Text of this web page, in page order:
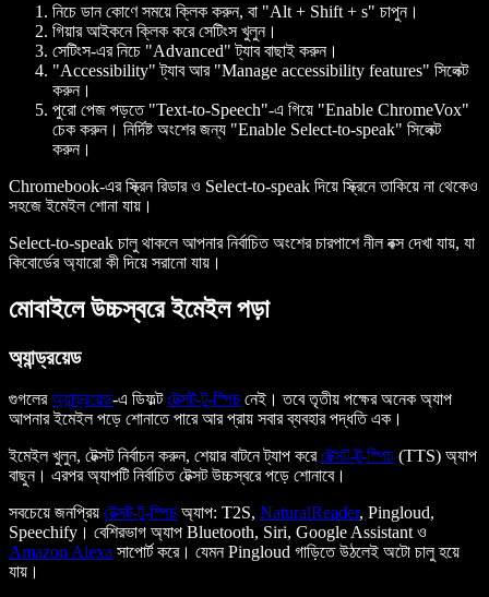
নিচে ডান কোণে সময়ে ক্লিক করুন, বা "Alt + Shift + s" চাপুন।
গিয়ার আইকনে ক্লিক করে সেটিংস খুলুন।
সেটিংস-এর নিচে "Advanced" ট্যাব বাছাই করুন।
"Accessibility" ট্যাব আর "Manage accessibility features" সিলেক্ট
করুন।
পুরো পেজ পড়তে "Text-to-Speech"-এ গিয়ে "Enable ChromeVox"
চেক করুন। নির্দিষ্ট অংশের জন্য "Enable Select-to-speak" সিলেক্ট
করুন।
Chromebook-এর স্ক্রিন রিডার ও Select-to-speak দিয়ে স্ক্রিনে তাকিয়ে না থেকেও
সহজে ইমেইল শোনা যায়।
Select-to-speak চালু থাকলে আপনার নির্বাচিত অংশের চারপাশে নীল বক্স দেখা যায়, যা
কিবোর্ডের অ্যারো কী দিয়ে সরানো যায়।
মোবাইলে উচ্চস্বরে ইমেইল পড়া
অ্যান্ড্রয়েড
গুগলেরঅ্যান্ড্রয়েড-এ ডিফল্টটেক্সট-টু-স্পিচ নেই। তবে তৃতীয় পক্ষের অনেক অ্যাপ
আপনার ইমেইল পড়ে শোনাতে পারে আর প্রায় সবার ব্যবহার পদ্ধতি এক।
ইমেইল খুলুন, টেক্সট নির্বাচন করুন, শেয়ার বাটনে ট্যাপ করেটেক্সট-টু-স্পিচ (TTS) অ্যাপ
বাছুন। এরপর অ্যাপটি নির্বাচিত টেক্সট উচ্চস্বরে পড়ে শোনাবে।
সবচেয়ে জনপ্রিয় টেক্সট-টু-স্পিচ অ্যাপ: T2S, NaturalReader, Pingloud,
Speechify। বেশিরভাগ অ্যাপ Bluetooth, Siri, Google Assistant ও
Amazon Alexa সাপোর্ট করে। যেমন Pingloud গাড়িতে উঠলেই অটো চালু হয়ে
যায়।